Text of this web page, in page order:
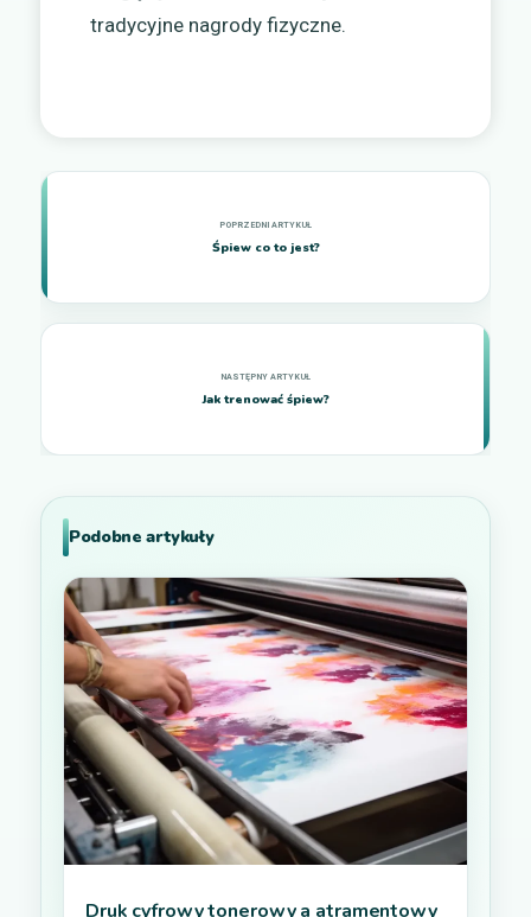
tradycyjne nagrody fizyczne.
Śpiew co to jest?
Jak trenować śpiew?
Podobne artykuły
Druk cyfrowy tonerowy a atramentowy